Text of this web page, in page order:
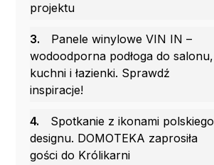
projektu
3.
Panele winylowe VIN IN –
wodoodporna podłoga do salonu,
kuchni i łazienki. Sprawdź
inspiracje!
4.
Spotkanie z ikonami polskiego
designu. DOMOTEKA zaprosiła
gości do Królikarni